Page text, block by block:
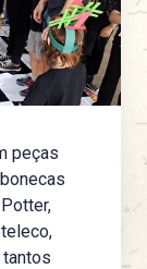
peças
tantos